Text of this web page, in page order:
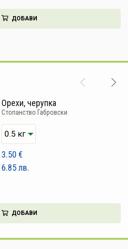
ДОБАВИ
Орехи, черупка
Стопанство Габровски
3.50 €
6.85 лв.
ДОБАВИ